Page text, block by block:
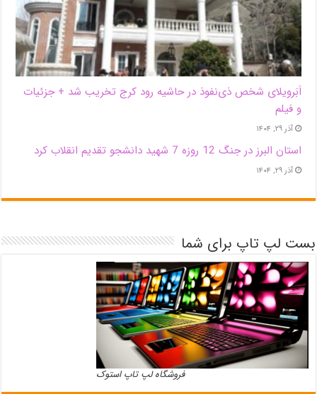
اَبَر‌ویلای شخص ذی‌نفوذ در حاشیه‌ رود کرج تخریب شد + جزئیات
و فیلم
آذر ۲۹, ۱۴۰۴
استان البرز در جنگ 12 روزه 7 شهید دانشجو تقدیم انقلاب کرد
آذر ۲۹, ۱۴۰۴
بست لپ تاپ برای شما
فروشگاه لپ تاپ استوک